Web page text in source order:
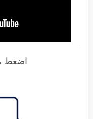
اضغط